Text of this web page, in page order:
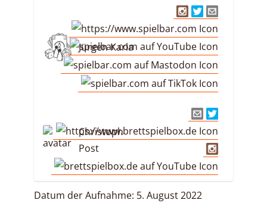
Jürgen Karla
Christoph
Post
Datum der Aufnahme: 5. August 2022